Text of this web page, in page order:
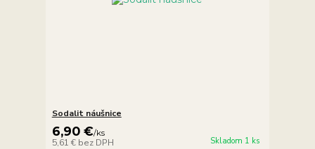
Sodalit náušnice
6,90 €/ks
5,61 € bez DPH Skladom 1 ks